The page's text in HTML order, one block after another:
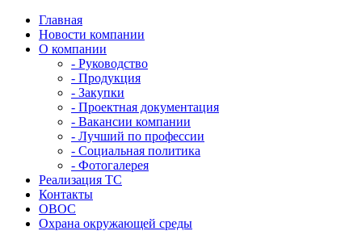
Главная
Новости компании
О компании
- Руководство
- Продукция
- Закупки
- Проектная документация
- Вакансии компании
- Лучший по профессии
- Социальная политика
- Фотогалерея
Реализация ТС
Контакты
ОВОС
Охрана окружающей среды